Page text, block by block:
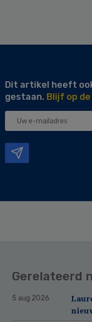
Dit artikel heeft
gestaan. Blijf op
Uw
Gerelateerd
5 aug 2026